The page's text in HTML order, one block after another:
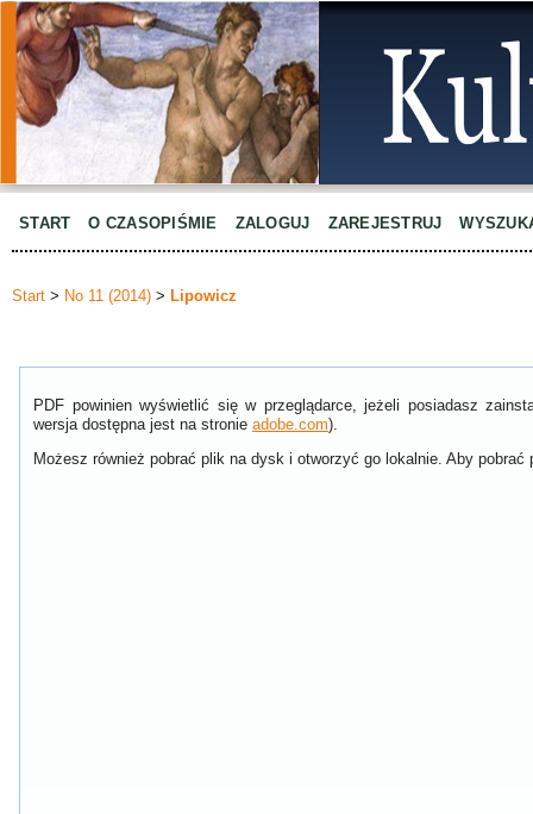
START O CZASOPIŚMIE ZALOGUJ ZAREJESTRUJ
Start > No 11 (2014) > Lipowicz
PDF powinien wyświetlić się w przeglądarce, jeżeli posiadasz
wersja dostępna jest na stronie adobe.com).
Możesz również pobrać plik na dysk i otworzyć go lokalnie. Aby